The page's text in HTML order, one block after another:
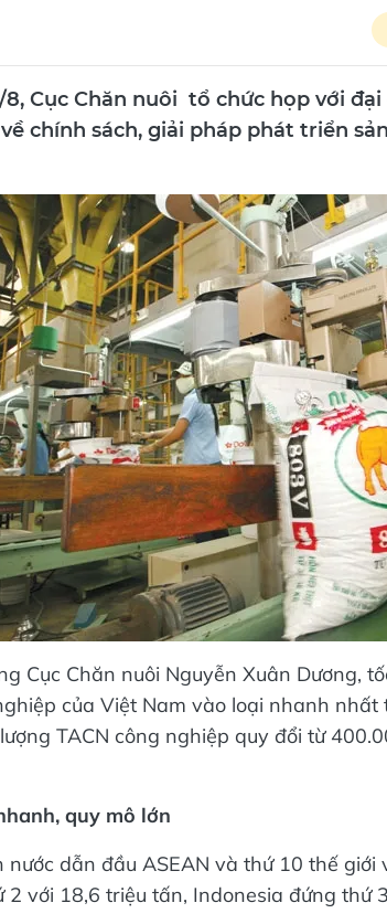
8, Cục Chăn nuôi tổ chức họp với
chính sách, giải pháp phát triển
Cục Chăn nuôi Nguyễn Xuân Dương,
của Việt Nam vào loại nhanh
TACN công nghiệp quy đổi từ
quy mô lớn
dẫn đầu ASEAN và thứ 10 thế giới
2 với 18,6 triệu tấn, Indonesia đứng thứ